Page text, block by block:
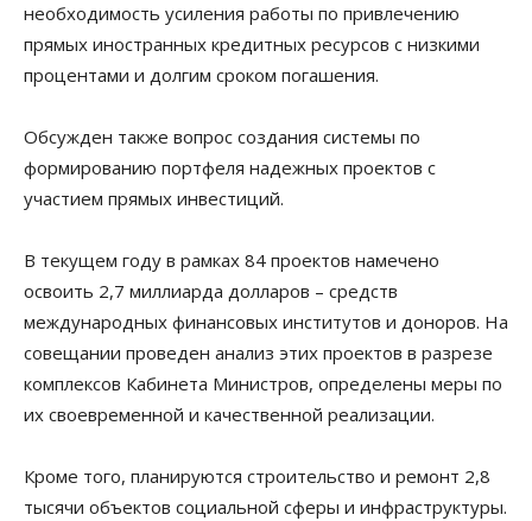
необходимость усиления работы по привлечению
прямых иностранных кредитных ресурсов с низкими
процентами и долгим сроком погашения.
Обсужден также вопрос создания системы по
формированию портфеля надежных проектов с
участием прямых инвестиций.
В текущем году в рамках 84 проектов намечено
освоить 2,7 миллиарда долларов – средств
международных финансовых институтов и доноров. На
совещании проведен анализ этих проектов в разрезе
комплексов Кабинета Министров, определены меры по
их своевременной и качественной реализации.
Кроме того, планируются строительство и ремонт 2,8
тысячи объектов социальной сферы и инфраструктуры.